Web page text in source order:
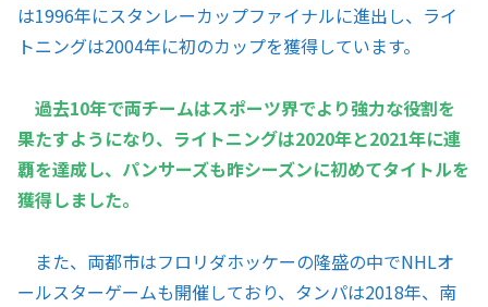
は1996年にスタンレーカップファイナルに進出し、ライ
トニングは2004年に初のカップを獲得しています。
過去10年で両チームはスポーツ界でより強力な役割を
果たすようになり、ライトニングは2020年と2021年に連
覇を達成し、パンサーズも昨シーズンに初めてタイトルを
獲得しました。
また、両都市はフロリダホッケーの隆盛の中でNHLオ
ールスターゲームも開催しており、タンパは2018年、南